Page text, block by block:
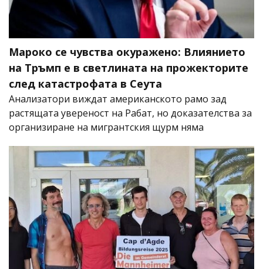
Мароко се чувства окуражено: Влиянието
на Тръмп е в светлината на прожекторите
след катастрофата в Сеута
Анализатори виждат американското рамо зад
растящата увереност на Рабат, но доказателства за
организиране на мигрантския щурм няма